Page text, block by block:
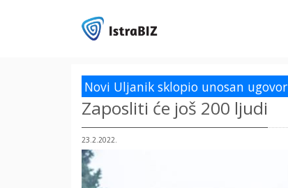
Novi Uljanik sklopio unosan ugovor
Zaposliti će još 200 ljudi
23.2.2022.